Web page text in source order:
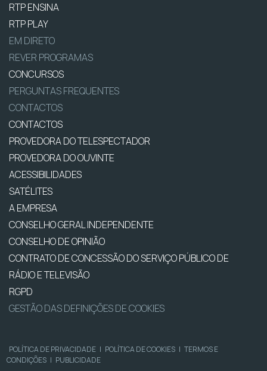
RTP ENSINA
RTP PLAY
EM DIRETO
REVER PROGRAMAS
CONCURSOS
PERGUNTAS FREQUENTES
CONTACTOS
CONTACTOS
PROVEDORA DO TELESPECTADOR
PROVEDORA DO OUVINTE
ACESSIBILIDADES
SATÉLITES
A EMPRESA
CONSELHO GERAL INDEPENDENTE
CONSELHO DE OPINIÃO
CONTRATO DE CONCESSÃO DO SERVIÇO PÚBLICO DE
RÁDIO E TELEVISÃO
RGPD
GESTÃO DAS DEFINIÇÕES DE COOKIES
POLÍTICA DE PRIVACIDADE | POLÍTICA DE COOKIES | TERMOS E
CONDIÇÕES | PUBLICIDADE